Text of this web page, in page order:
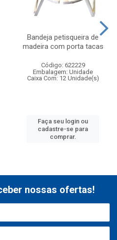
Bandeja petisqueira de
madeira com porta tacas
Código: 622229
Embalagem: Unidade
Caixa Com: 12 Unidade(s)
Faça seu login ou
cadastre-se para
comprar.
nossas ofertas!